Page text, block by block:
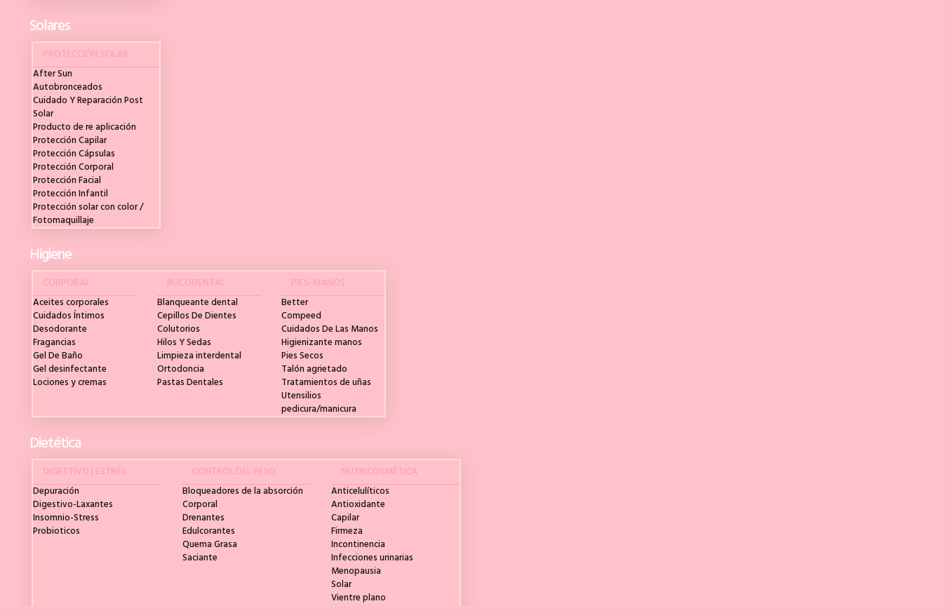
Solares
PROTECCIÓN SOLAR
After Sun
Autobronceados
Cuidado Y Reparación Post
Solar
Producto de re aplicación
Protección Capilar
Protección Cápsulas
Protección Corporal
Protección Facial
Protección Infantil
Protección solar con color /
Fotomaquillaje
Higiene
CORPORAL
Aceites corporales
Cuidados Íntimos
Desodorante
Fragancias
Gel De Baño
Gel desinfectante
Lociones y cremas
BUCODENTAL
Blanqueante dental
Cepillos De Dientes
Colutorios
Hilos Y Sedas
Limpieza interdental
Ortodoncia
Pastas Dentales
PIES-MANOS
Better
Compeed
Cuidados De Las Manos
Higienizante manos
Pies Secos
Talón agrietado
Tratamientos de uñas
Utensilios
pedicura/manicura
Dietética
DIGESTIVO | ESTRÉS
Depuración
Digestivo-Laxantes
Insomnio-Stress
Probioticos
CONTROL DEL PESO
Bloqueadores de la absorción
Corporal
Drenantes
Edulcorantes
Quema Grasa
Saciante
NUTRICOSMÉTICA
Anticelulíticos
Antioxidante
Capilar
Firmeza
Incontinencia
Infecciones urinarias
Menopausia
Solar
Vientre plano